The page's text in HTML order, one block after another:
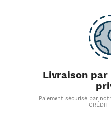
Livraison
Paiement sécurisé par
CRÉDIT